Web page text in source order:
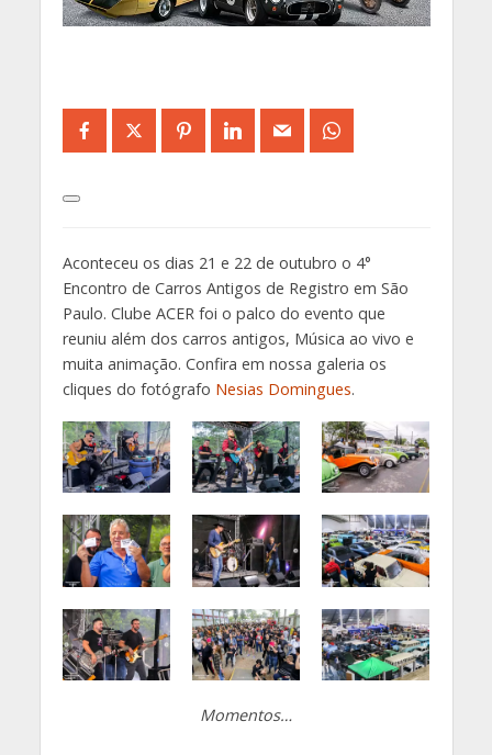
Aconteceu os dias 21 e 22 de outubro o 4°
Encontro de Carros Antigos de Registro em São
Paulo. Clube ACER foi o palco do evento que
reuniu além dos carros antigos, Música ao vivo e
muita animação. Confira em nossa galeria os
cliques do fotógrafo Nesias Domingues.
Momentos…